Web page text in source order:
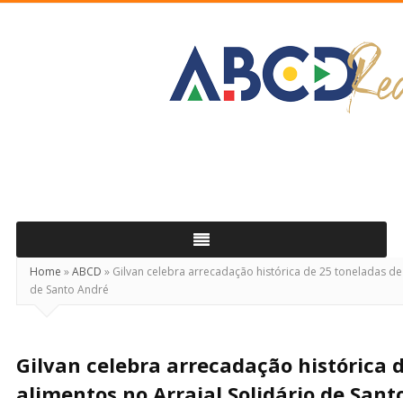
Home »ABCD » Gilvan celebra arrecadação histórica de 25 toneladas
de Santo André
Gilvan celebra arrecadação histórica